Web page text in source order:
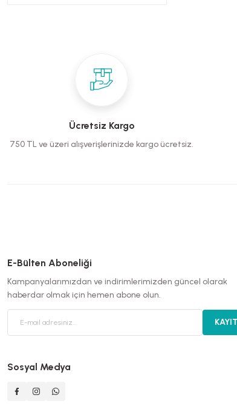
Ücretsiz Kargo
750 TL ve üzeri alışverişlerinizde kargo ücretsiz.
E-Bülten Aboneliği
Kampanyalarımızdan ve indirimlerimizden güncel olarak
haberdar olmak için hemen abone olun.
Sosyal Medya